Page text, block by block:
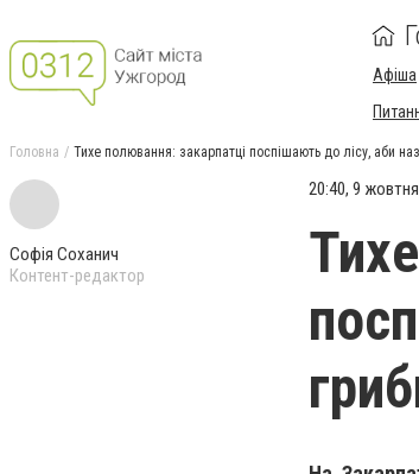
Афіша
Головна Тихе полювання: закарпатці поспішають до лісу, аби
Софія Соханич
Контент-редактор
20:40, 9